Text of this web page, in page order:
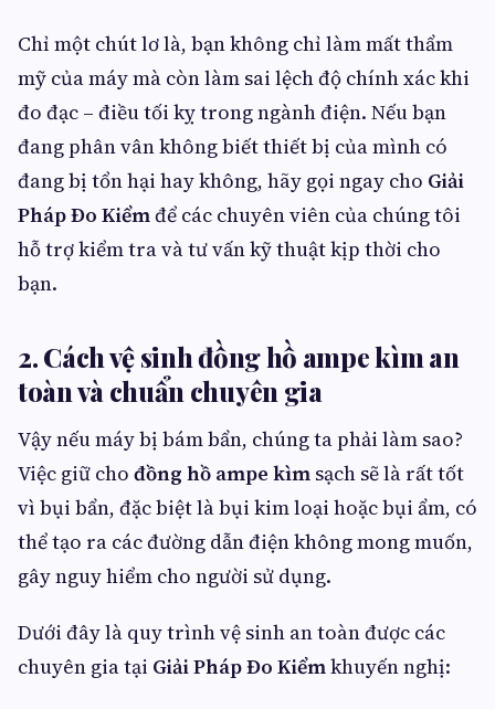
Chỉ một chút lơ là, bạn không chỉ làm mất thẩm
mỹ của máy mà còn làm sai lệch độ chính xác khi
đo đạc – điều tối kỵ trong ngành điện. Nếu bạn
đang phân vân không biết thiết bị của mình có
đang bị tổn hại hay không, hãy gọi ngay cho Giải
Pháp Đo Kiểmđể các chuyên viên của chúng tôi
hỗ trợ kiểm tra và tư vấn kỹ thuật kịp thời cho
bạn.
2. Cách vệ sinh đồng hồ ampe kìm an
toàn và chuẩn chuyên gia
Vậy nếu máy bị bám bẩn, chúng ta phải làm sao?
Việc giữ cho đồng hồ ampe kìm sạch sẽ là rất tốt
vì bụi bẩn, đặc biệt là bụi kim loại hoặc bụi ẩm, có
thể tạo ra các đường dẫn điện không mong muốn,
gây nguy hiểm cho người sử dụng.
Dưới đây là quy trình vệ sinh an toàn được các
chuyên gia tại Giải Pháp Đo Kiểmkhuyến nghị: